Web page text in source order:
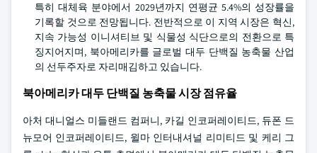
특히 대체육 분야에서 2029년까지 연평균 5.4%의 성장률을
기록할 것으로 전망됩니다. 전반적으로 이 지역 시장은 혁신,
지속 가능성 이니셔티브 및 식물성 식단으로의 전환으로 특
징지어지며, 북아메리카를 글로벌 대두 단백질 농축물 산업
의 선두주자로 자리매김하고 있습니다.
북아메리카 대두 단백질 농축물 시장 점유율
아처 대니얼스 미들랜드 컴퍼니, 카길 인코퍼레이티드, 듀폰 드
뉴모어 인코퍼레이티드, 윌마 인터내셔널 리미티드 및 케리 그